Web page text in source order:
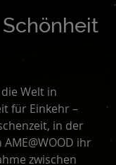
Schönheit
Welt in
für Einkehr –
in der
ihr
zwischen